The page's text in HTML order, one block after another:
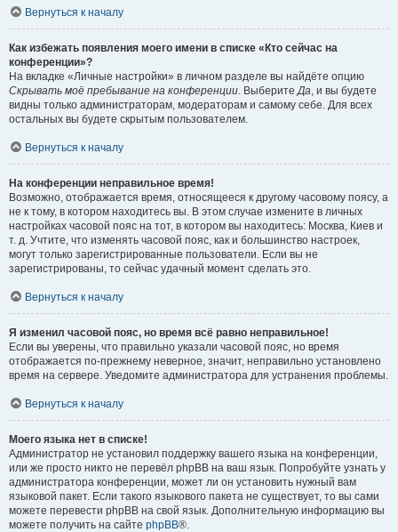
Вернуться к началу
Как избежать появления моего имени в списке «Кто сейчас на
конференции»?
На вкладке «Личные настройки» в личном разделе вы найдёте опцию
Скрывать моё пребывание на конференции. ВыберитеДа, и вы будете
видны только администраторам, модераторам и самому себе. Для всех
остальных вы будете скрытым пользователем.
Вернуться к началу
На конференции неправильное время!
Возможно, отображается время, относящееся к другому часовому поясу, а
не к тому, в котором находитесь вы. В этом случае измените в личных
настройках часовой пояс на тот, в котором вы находитесь: Москва, Киев и
т. д. Учтите, что изменять часовой пояс, как и большинство настроек,
могут только зарегистрированные пользователи. Если вы не
зарегистрированы, то сейчас удачный момент сделать это.
Вернуться к началу
Я изменил часовой пояс, но время всё равно неправильное!
Если вы уверены, что правильно указали часовой пояс, но время
отображается по-прежнему неверное, значит, неправильно установлено
время на сервере. Уведомите администратора для устранения проблемы.
Вернуться к началу
Моего языка нет в списке!
Администратор не установил поддержку вашего языка на конференции,
или же просто никто не перевёл phpBB на ваш язык. Попробуйте узнать у
администратора конференции, может ли он установить нужный вам
языковой пакет. Если такого языкового пакета не существует, то вы сами
можете перевести phpBB на свой язык. Дополнительную информацию вы
можете получить на сайте phpBB®.